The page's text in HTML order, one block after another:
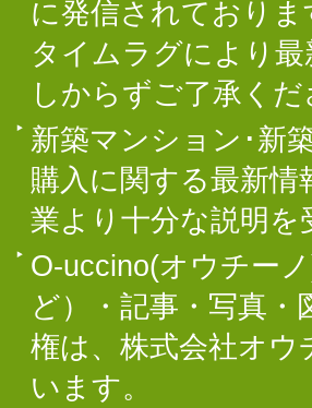
に発信されており
タイムラグにより
しからずご了承くだ
新築マンション･新
購入に関する最新
業より十分な説明
O-uccino(オウチー
ど）・記事・写真
権は、株式会社オウ
います。